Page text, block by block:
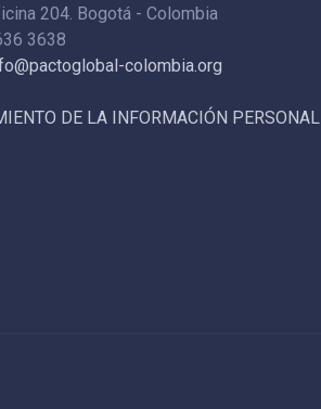
204. Bogotá - Colombia
3638
colombia.org
DE LA INFORMACIÓN PERSONAL